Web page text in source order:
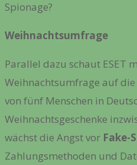
Spionage?
Weihnachtsumfrage
Parallel dazu schaut ESET
Weihnachtsumfrage auf
von fünf Menschen in
Weihnachtsgeschenke
wächst die Angst vor Fake-
Zahlungsmethoden und